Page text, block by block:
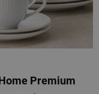
Premium